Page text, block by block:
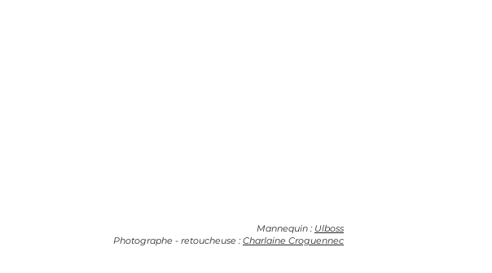
Mannequin : Ulboss
Photographe - retoucheuse :Charlaine Croguennec